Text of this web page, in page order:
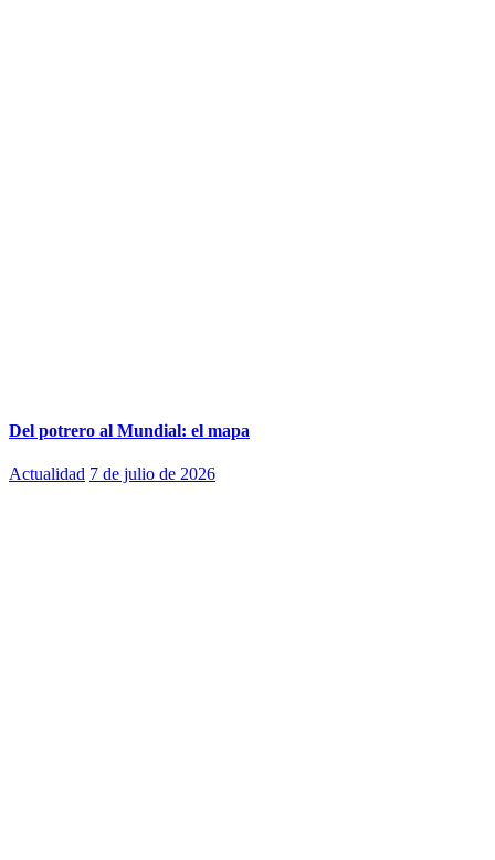
Del potrero al Mundial: el mapa
Actualidad 7 de julio de 2026